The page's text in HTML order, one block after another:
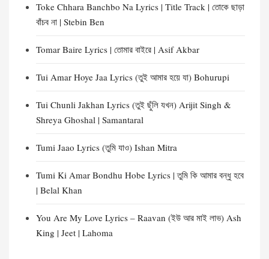
Toke Chhara Banchbo Na Lyrics | Title Track | তোকে ছাড়া
বাঁচব না | Stebin Ben
Tomar Baire Lyrics | তোমার বাইরে | Asif Akbar
Tui Amar Hoye Jaa Lyrics (তুই আমার হয়ে যা) Bohurupi
Tui Chunli Jakhan Lyrics (তুই ছুঁলি যখন) Arijit Singh &
Shreya Ghoshal | Samantaral
Tumi Jaao Lyrics (তুমি যাও) Ishan Mitra
Tumi Ki Amar Bondhu Hobe Lyrics | তুমি কি আমার বন্ধু হবে
| Belal Khan
You Are My Love Lyrics – Raavan (ইউ আর মাই লাভ) Ash
King | Jeet | Lahoma